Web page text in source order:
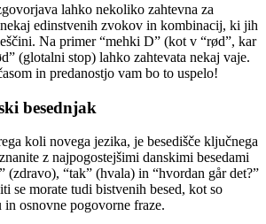
lahko nekoliko zahtevna za
edinstvenih zvokov in kombinacij, ki jih
Na primer “mehki D” (kot v “rød”, kar
(glotalni stop) lahko zahtevata nekaj vaje.
in predanostjo vam bo to uspelo!
besednjak
koli novega jezika, je besedišče ključnega
z najpogostejšimi danskimi besedami
(zdravo), “tak” (hvala) in “hvordan går det?”
se morate tudi bistvenih besed, kot so
osnovne pogovorne fraze.